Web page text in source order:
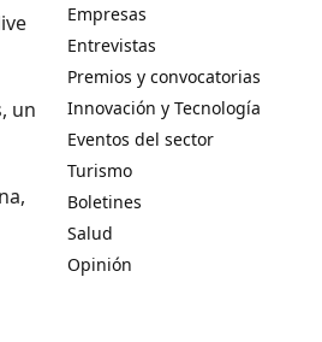
un
Empresas
Entrevistas
Premios y convocatorias
Innovación y Tecnología
Eventos del sector
Turismo
Boletines
Salud
Opinión